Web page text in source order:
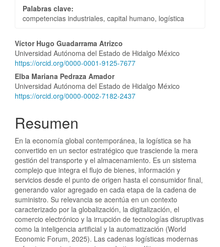
Palabras clave:
competencias industriales, capital humano, logística
Contenido
principal
del
artículo
Víctor Hugo Guadarrama Atrizco
Universidad Autónoma del Estado de Hidalgo México
https://orcid.org/0000-0001-9125-7677
Elba Mariana Pedraza Amador
Universidad Autónoma del Estado de Hidalgo México
https://orcid.org/0000-0002-7182-2437
Resumen
En la economía global contemporánea, la logística se ha
convertido en un sector estratégico que trasciende la mera
gestión del transporte y el almacenamiento. Es un sistema
complejo que integra el flujo de bienes, información y
servicios desde el punto de origen hasta el consumidor final,
generando valor agregado en cada etapa de la cadena de
suministro. Su relevancia se acentúa en un contexto
caracterizado por la globalización, la digitalización, el
comercio electrónico y la irrupción de tecnologías disruptivas
como la inteligencia artificial y la automatización (World
Economic Forum, 2025). Las cadenas logísticas modernas